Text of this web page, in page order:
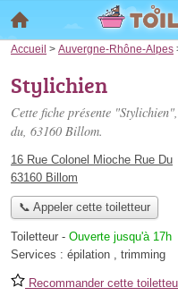
Accueil > Auvergne-Rhône-Alpes
Stylichien
Cette fiche présente
du, 63160 Billom.
16 Rue Colonel Mioche Rue Du
63160 Billom
📞 Appeler cette toiletteur
Toiletteur - Ouverte jusqu'à 17h
Services : épilation , trimming
Recommander cette